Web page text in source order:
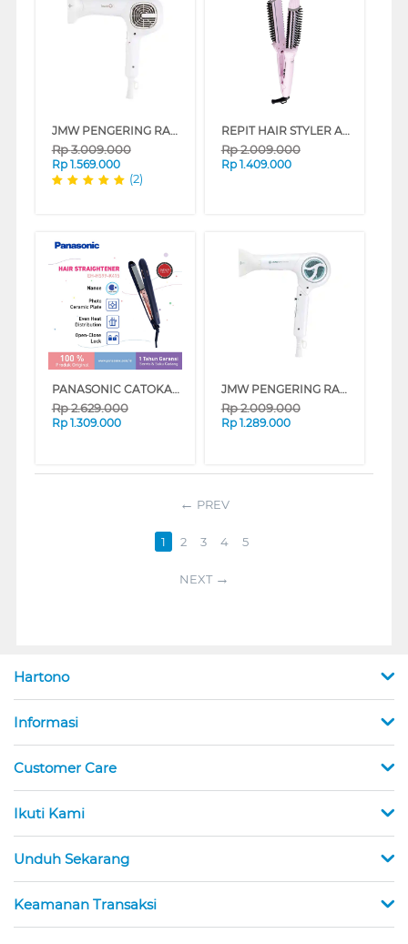
JMW PENGERING RAMBUT TOUCH ON HAIR DRYER MCS60WH
Rp3.009.000
Rp 1.569.000
(2)
REPIT HAIR STYLER AG-CBM30
Rp2.009.000
Rp 1.409.000
PANASONIC CATOKAN RAMBUT HAIR STRAIGHTENER EHHS99K415
Rp2.629.000
Rp 1.309.000
JMW PENGERING RAMBUT AIR FLIP HAIR DRYER MF5102F
Rp2.009.000
Rp 1.289.000
PREV
1 2 3 4 5
NEXT
Hartono
Informasi
Customer Care
Ikuti Kami
Unduh Sekarang
Keamanan Transaksi